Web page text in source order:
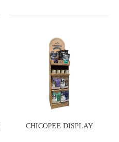
CHICOPEE DISPLAY